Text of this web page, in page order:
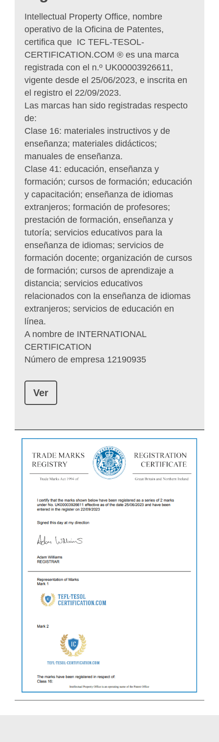
Intellectual Property Office, nombre
operativo de la Oficina de Patentes,
certifica que IC TEFL-TESOL-
CERTIFICATION.COM ® es una marca
registrada con el n.º UK00003926611,
vigente desde el 25/06/2023, e inscrita en
el registro el 22/09/2023.
Las marcas han sido registradas respecto
de:
Clase 16: materiales instructivos y de
enseñanza; materiales didácticos;
manuales de enseñanza.
Clase 41: educación, enseñanza y
formación; cursos de formación; educación
y capacitación; enseñanza de idiomas
extranjeros; formación de profesores;
prestación de formación, enseñanza y
tutoría; servicios educativos para la
enseñanza de idiomas; servicios de
formación docente; organización de cursos
de formación; cursos de aprendizaje a
distancia; servicios educativos
relacionados con la enseñanza de idiomas
extranjeros; servicios de educación en
línea.
A nombre de INTERNATIONAL
CERTIFICATION
Número de empresa 12190935
Ver